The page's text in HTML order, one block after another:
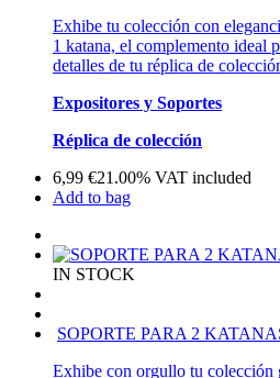
Exhibe tu colección con
1 katana, el complemento ideal
detalles de tu réplica de
Expositores y Soportes
Réplica de colección
6,99 €21.00% VAT included
Add to bag
IN STOCK
SOPORTE PARA 2
Exhibe con orgullo tu colección